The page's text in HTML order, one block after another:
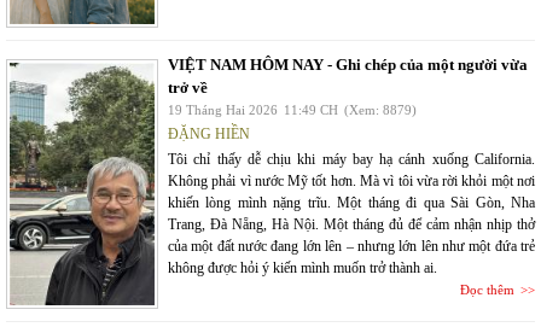
VIỆT NAM HÔM NAY - Ghi chép của một người vừa
trở về
19 Tháng Hai 2026 11:49 CH (Xem: 8879)
ĐẶNG HIỀN
Tôi chỉ thấy dễ chịu khi máy bay hạ cánh xuống California.
Không phải vì nước Mỹ tốt hơn. Mà vì tôi vừa rời khỏi một nơi
khiến lòng mình nặng trĩu. Một tháng đi qua Sài Gòn, Nha
Trang, Đà Nẵng, Hà Nội. Một tháng đủ để cảm nhận nhịp thở
của một đất nước đang lớn lên – nhưng lớn lên như một đứa trẻ
không được hỏi ý kiến mình muốn trở thành ai.
Đọc thêm